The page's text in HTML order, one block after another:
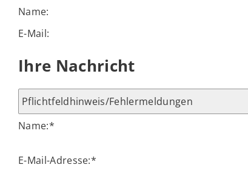
Name:
E-Mail:
Ihre Nachricht
Name:*
E-Mail-Adresse:*